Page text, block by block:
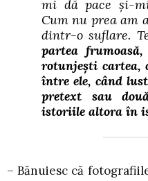
mi dă pace și-
Cum nu prea am
dintr-o suflare.
partea
rotunjești cartea,
între ele, când
pretext sau
istoriile altora în
– Bănuiesc că